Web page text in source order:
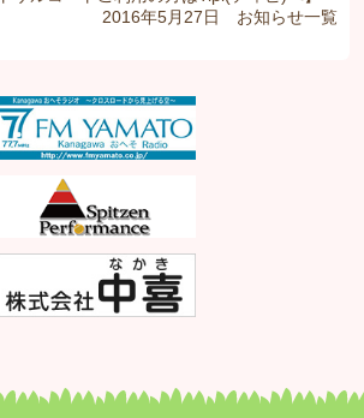
2016年5月27日 お知らせ一覧